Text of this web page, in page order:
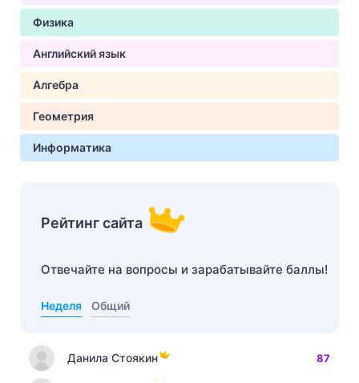
Физика
Английский язык
Алгебра
Геометрия
Информатика
Рейтинг сайта
Отвечайте на вопросы и зарабатывайте баллы!
Неделя Общий
Данила Стоякин 87